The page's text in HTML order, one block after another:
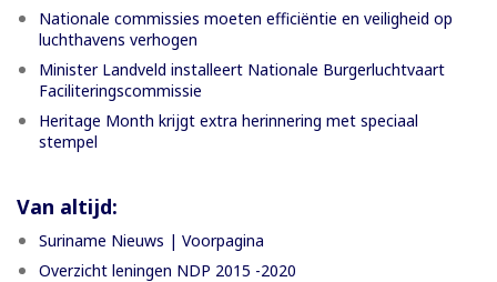
Nationale commissies moeten efficiëntie en veiligheid op
luchthavens verhogen
Minister Landveld installeert Nationale Burgerluchtvaart
Faciliteringscommissie
Heritage Month krijgt extra herinnering met speciaal
stempel
Van altijd:
Suriname Nieuws | Voorpagina
Overzicht leningen NDP 2015 -2020